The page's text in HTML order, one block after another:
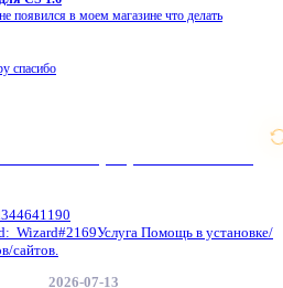
появился в моем магазине что делать
спасибо
Wizard#2169Услуга Помощь в установке/
сайтов.
2026-07-13